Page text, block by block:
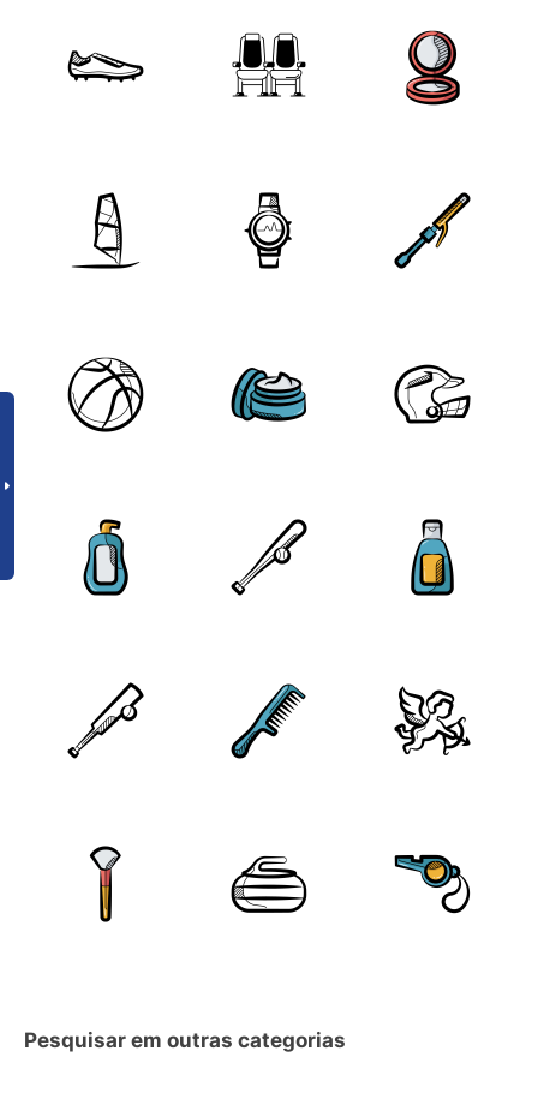
Pesquisar em outras categorias